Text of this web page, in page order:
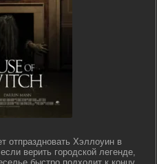
отпраздновать Хэллоуин в
верить городской легенде,